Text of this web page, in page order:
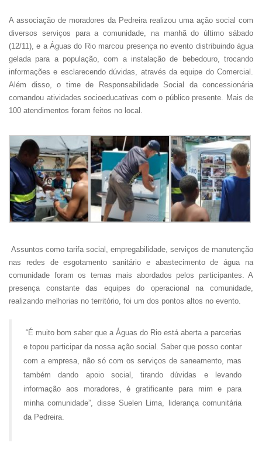
A associação de moradores da Pedreira realizou uma ação social com
diversos serviços para a comunidade, na manhã do último sábado
(12/11), e a Águas do Rio marcou presença no evento distribuindo água
gelada para a população, com a instalação de bebedouro, trocando
informações e esclarecendo dúvidas, através da equipe do Comercial.
Além disso, o time de Responsabilidade Social da concessionária
comandou atividades socioeducativas com o público presente. Mais de
100 atendimentos foram feitos no local.
Assuntos como tarifa social, empregabilidade, serviços de manutenção
nas redes de esgotamento sanitário e abastecimento de água na
comunidade foram os temas mais abordados pelos participantes. A
presença constante das equipes do operacional na comunidade,
realizando melhorias no território, foi um dos pontos altos no evento.
“É muito bom saber que a Águas do Rio está aberta a parcerias
e topou participar da nossa ação social. Saber que posso contar
com a empresa, não só com os serviços de saneamento, mas
também dando apoio social, tirando dúvidas e levando
informação aos moradores, é gratificante para mim e para
minha comunidade”, disse Suelen Lima, liderança comunitária
da Pedreira.